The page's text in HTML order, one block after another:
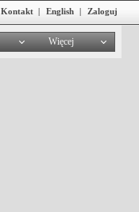
Kontakt | English | Zaloguj
Więcej